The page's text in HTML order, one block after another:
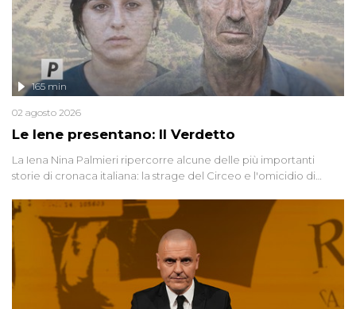
Le Iene presentano: Il Verdetto
165 min
02 agosto 2026
La Iena Nina Palmieri ripercorre alcune delle più importanti
storie di cronaca italiana: la strage del Circeo e l'omicidio di